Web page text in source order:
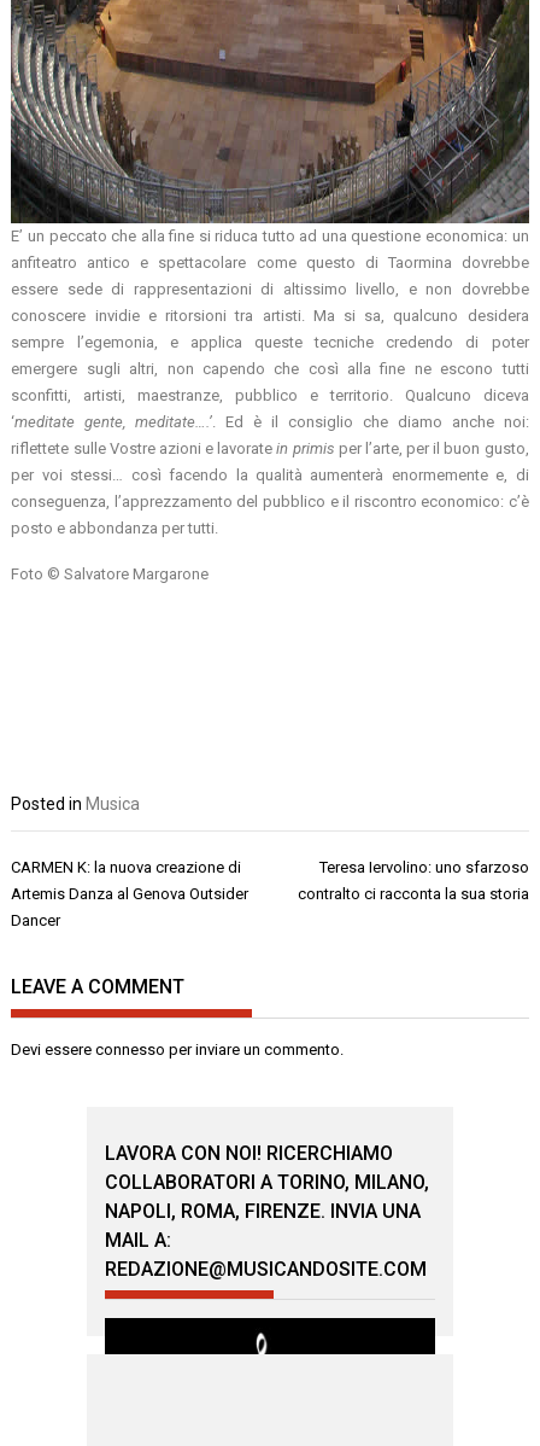
E’ un peccato che alla fine si riduca tutto ad una questione economica: un
anfiteatro antico e spettacolare come questo di Taormina dovrebbe
essere sede di rappresentazioni di altissimo livello, e non dovrebbe
conoscere invidie e ritorsioni tra artisti. Ma si sa, qualcuno desidera
sempre l’egemonia, e applica queste tecniche credendo di poter
emergere sugli altri, non capendo che così alla fine ne escono tutti
sconfitti, artisti, maestranze, pubblico e territorio. Qualcuno diceva
‘meditate gente, meditate….’ . Ed è il consiglio che diamo anche noi:
riflettete sulle Vostre azioni e lavoratein primis per l’arte, per il buon gusto,
per voi stessi… così facendo la qualità aumenterà enormemente e, di
conseguenza, l’apprezzamento del pubblico e il riscontro economico: c’è
posto e abbondanza per tutti.
Foto © Salvatore Margarone
Posted in Musica
Navigazione
articoli
CARMEN K: la nuova creazione di
Artemis Danza al Genova Outsider
Dancer
Teresa Iervolino: uno sfarzoso
contralto ci racconta la sua storia
LEAVE A COMMENT
Devi essereconnesso per inviare un commento.
LAVORA CON NOI! RICERCHIAMO
COLLABORATORI A TORINO, MILANO,
NAPOLI, ROMA, FIRENZE. INVIA UNA
MAIL A:
REDAZIONE@MUSICANDOSITE.COM